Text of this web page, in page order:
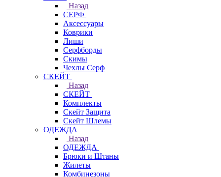
Назад
СЕРФ
Аксессуары
Коврики
Лиши
Серфборды
Скимы
Чехлы Cерф
СКЕЙТ
Назад
СКЕЙТ
Комплекты
Скейт Защита
Скейт Шлемы
ОДЕЖДА
Назад
ОДЕЖДА
Брюки и Штаны
Жилеты
Комбинезоны